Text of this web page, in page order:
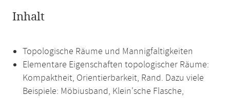
Inhalt
Topologische Räume und Mannigfaltigkeiten
Elementare Eigenschaften topologischer Räume:
Kompaktheit, Orientierbarkeit, Rand. Dazu viele
Beispiele: Möbiusband, Klein'sche Flasche,